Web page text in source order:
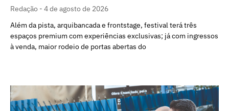
Redação
4 de agosto de 2026
Além da pista, arquibancada e frontstage, festival terá três
espaços premium com experiências exclusivas; já com ingressos
à venda, maior rodeio de portas abertas do